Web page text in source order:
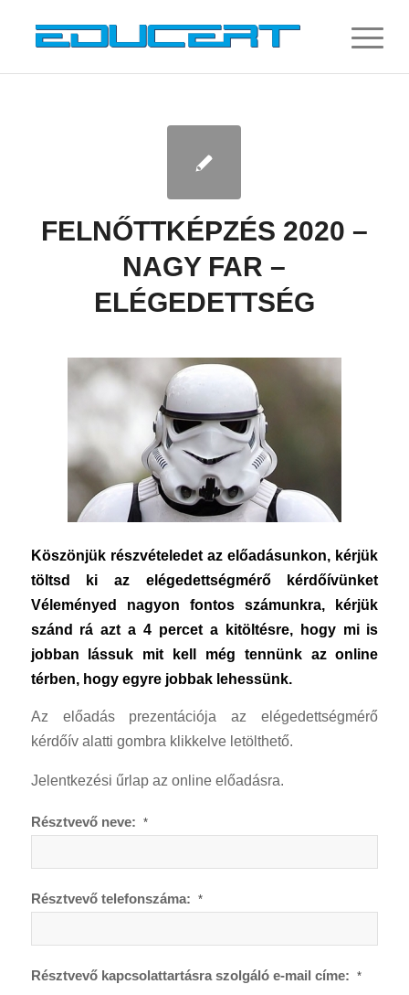
FELNŐTTKÉPZÉS 2020 –
NAGY FAR –
ELÉGEDETTSÉG
Köszönjük részvételedet az előadásunkon, kérjük
töltsd ki az elégedettségmérő kérdőívünket
Véleményed nagyon fontos számunkra, kérjük
szánd rá azt a 4 percet a kitöltésre, hogy mi is
jobban lássuk mit kell még tennünk az online
térben, hogy egyre jobbak lehessünk.
Az előadás prezentációja az elégedettségmérő
kérdőív alatti gombra klikkelve letölthető.
Jelentkezési űrlap az online előadásra.
Résztvevő neve: *
Résztvevő telefonszáma: *
Résztvevő kapcsolattartásra szolgáló e-mail címe: *